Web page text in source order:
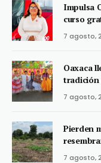
Impulsa
curso
7 agosto,
Oaxaca
tradición
7 agosto,
Pierden
7 agosto,